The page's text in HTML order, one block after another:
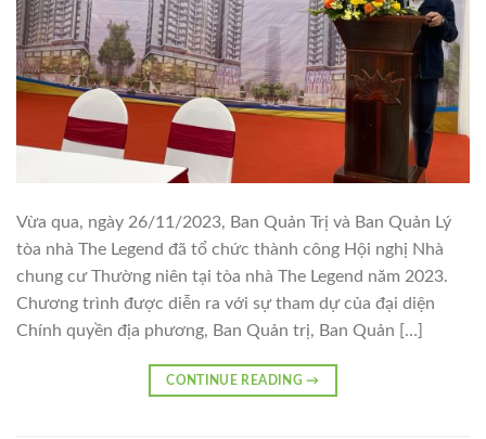
Vừa qua, ngày 26/11/2023, Ban Quản Trị và Ban Quản Lý
tòa nhà The Legend đã tổ chức thành công Hội nghị Nhà
chung cư Thường niên tại tòa nhà The Legend năm 2023.
Chương trình được diễn ra với sự tham dự của đại diện
Chính quyền địa phương, Ban Quản trị, Ban Quản […]
CONTINUE READING→